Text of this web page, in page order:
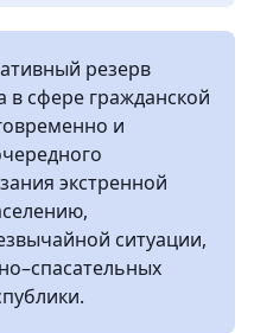
резерв
в сфере гражданской
и
экстренной
ситуации,